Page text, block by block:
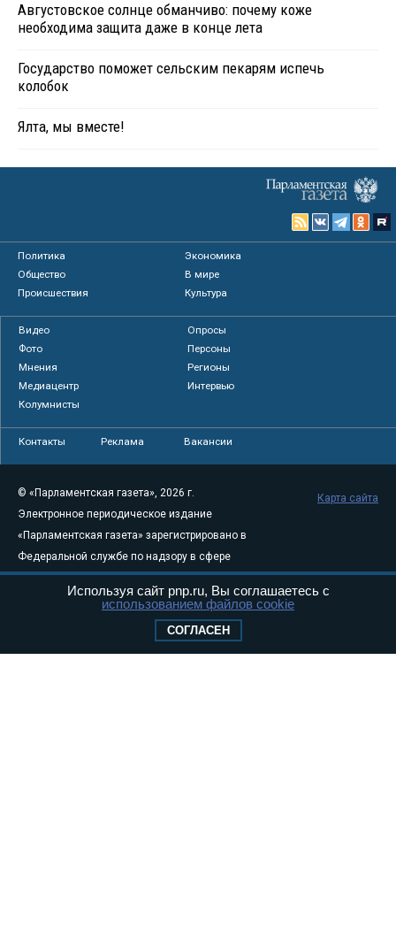
Августовское солнце обманчиво: почему коже
необходима защита даже в конце лета
Государство поможет сельским пекарям испечь
колобок
Ялта, мы вместе!
Политика
Экономика
Общество
В мире
Происшествия
Культура
Видео
Опросы
Фото
Персоны
Мнения
Регионы
Медиацентр
Интервью
Колумнисты
Контакты Реклама Вакансии
© «Парламентская газета», 2026 г.
Электронное периодическое издание
«Парламентская газета» зарегистрировано в
Федеральной службе по надзору в сфере
связи, информационных технологий и
массовых коммуникаций (Роскомнадзор) 05
Свидетельство о регистрации Эл № ФС77-
Карта сайта
Используя сайт pnp.ru, Вы соглашаетесь с
использованием файлов cookie
СОГЛАСЕН